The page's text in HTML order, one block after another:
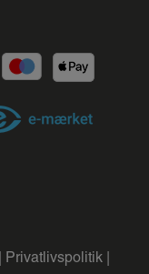
Privatlivspolitik |